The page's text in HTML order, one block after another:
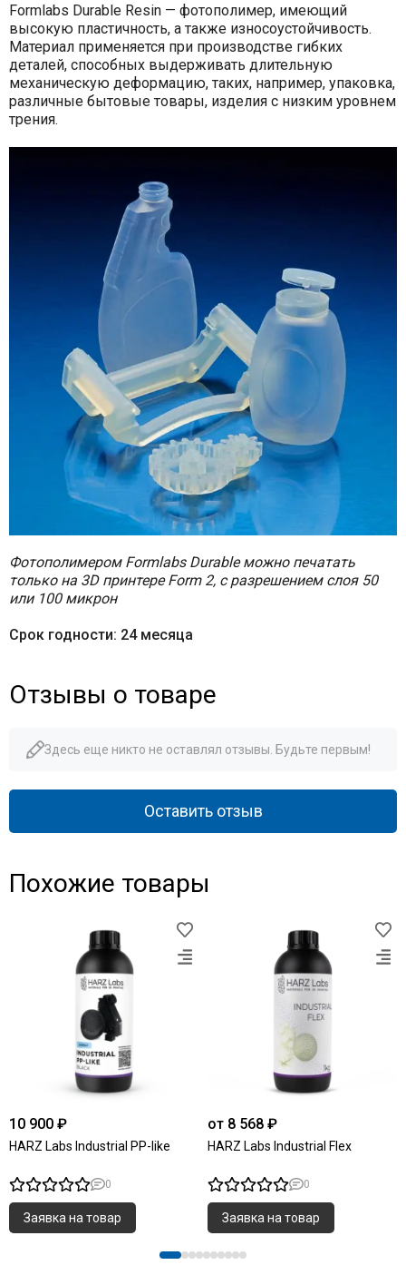
Formlabs Durable Resin — фотополимер, имеющий
высокую пластичность, а также износоустойчивость.
Материал применяется при производстве гибких
деталей, способных выдерживать длительную
механическую деформацию, таких, например, упаковка,
различные бытовые товары, изделия с низким уровнем
трения.
Фотополимером Formlabs Durable можно печатать
только на 3D принтере Form 2, c разрешением слоя 50
или 100 микрон
Срок годности: 24 месяца
Отзывы о товаре
Здесь еще никто не оставлял отзывы. Будьте первым!
Оставить отзыв
Похожие товары
10 900 ₽
HARZ Labs Industrial PP-like
0
Заявка на товар
от 8 568 ₽
HARZ Labs Industrial Flex
0
Заявка на товар